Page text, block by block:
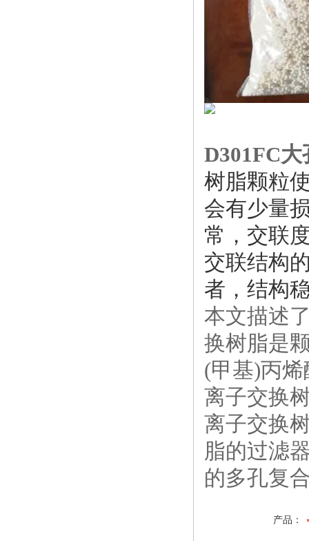
D301FC
树脂颗粒
会有少量
常，交联
交联结构
者，结构
本文描述
换树脂是
(甲基)丙
离子交换
离子交换
脂的过滤
的多孔复
产品：